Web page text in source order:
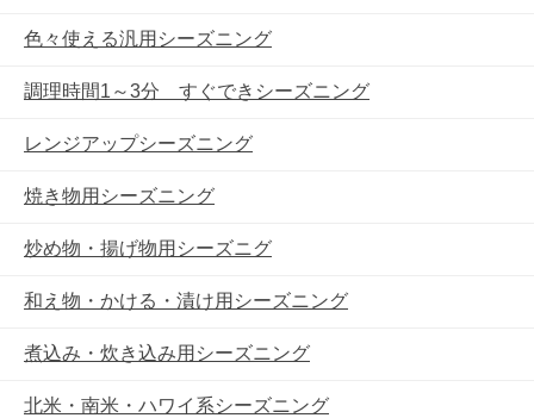
色々使える汎用シーズニング
調理時間1～3分 すぐできシーズニング
レンジアップシーズニング
焼き物用シーズニング
炒め物・揚げ物用シーズニグ
和え物・かける・漬け用シーズニング
煮込み・炊き込み用シーズニング
北米・南米・ハワイ系シーズニング